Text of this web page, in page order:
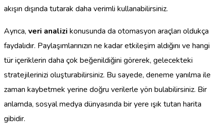
akışın dışında tutarak daha verimli kullanabilirsiniz.
Ayrıca, veri analizi konusunda da otomasyon araçları oldukça
faydalıdır. Paylaşımlarınızın ne kadar etkileşim aldığını ve hangi
tür içeriklerin daha çok beğenildiğini görerek, gelecekteki
stratejilerinizi oluşturabilirsiniz. Bu sayede, deneme yanılma ile
zaman kaybetmek yerine doğru verilerle yön bulabilirsiniz. Bir
anlamda, sosyal medya dünyasında bir yere ışık tutan harita
gibidir.